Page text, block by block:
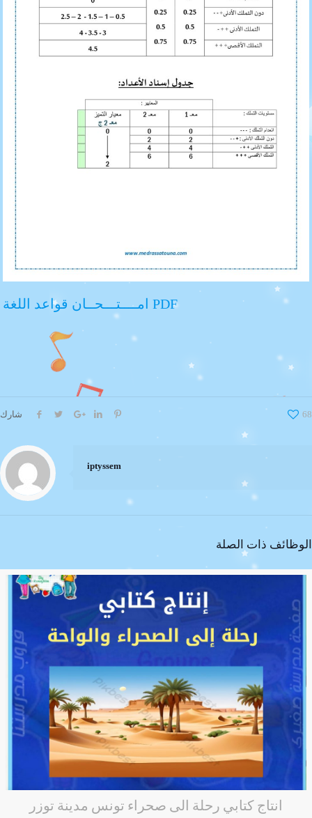
امــــتـــحــان قواعد اللغة PDF
شارك 68
iptyssem
الوظائف ذات الصلة
انتاج كتابي رحلة الى صحراء تونس مدينة توزر